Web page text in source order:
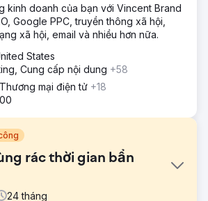
kinh doanh của bạn với Vincent Brand
Google PPC, truyền thông xã hội,
xã hội, email và nhiều hơn nữa.
States
Cung cấp nội dung +58
mại điện tử +18
rác thời gian bẩn
24 tháng